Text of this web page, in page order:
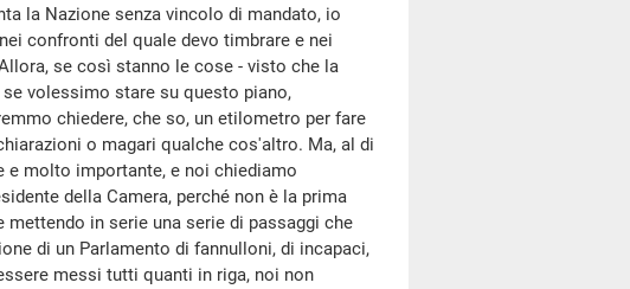
la Nazione senza vincolo di mandato, io
confronti del quale devo timbrare e nei
se così stanno le cose - visto che la
volessimo stare su questo piano,
chiedere, che so, un etilometro per fare
o magari qualche cos'altro. Ma, al di
molto importante, e noi chiediamo
della Camera, perché non è la prima
in serie una serie di passaggi che
di un Parlamento di fannulloni, di incapaci,
messi tutti quanti in riga, noi non